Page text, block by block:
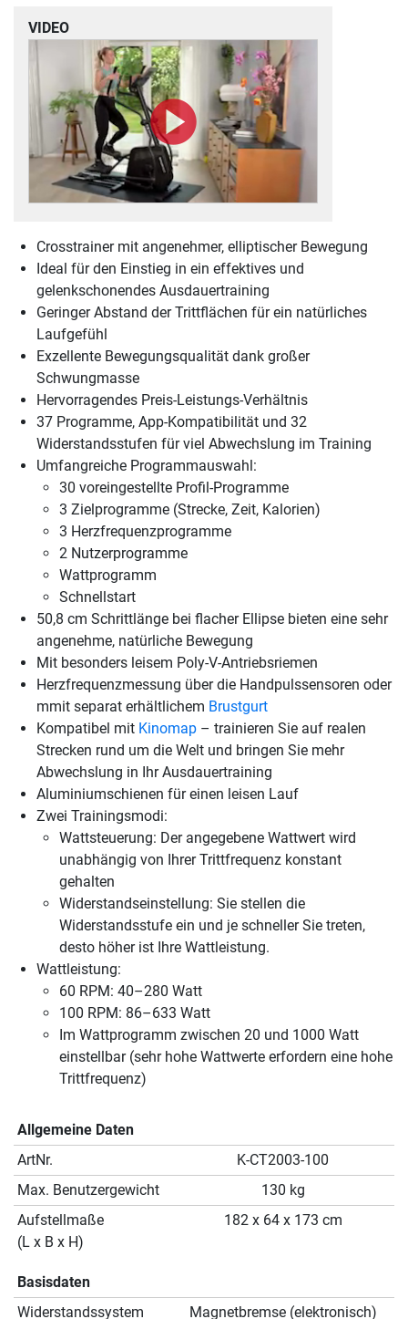
VIDEO
Crosstrainer mit angenehmer, elliptischer Bewegung
Ideal für den Einstieg in ein effektives und
gelenkschonendes Ausdauertraining
Geringer Abstand der Trittflächen für ein natürliches
Laufgefühl
Exzellente Bewegungsqualität dank großer
Schwungmasse
Hervorragendes Preis-Leistungs-Verhältnis
37 Programme, App-Kompatibilität und 32
Widerstandsstufen für viel Abwechslung im Training
Umfangreiche Programmauswahl:
30 voreingestellte Profil-Programme
3 Zielprogramme (Strecke, Zeit, Kalorien)
3 Herzfrequenzprogramme
2 Nutzerprogramme
Wattprogramm
Schnellstart
50,8 cm Schrittlänge bei flacher Ellipse bieten eine sehr
angenehme, natürliche Bewegung
Mit besonders leisem Poly-V-Antriebsriemen
Herzfrequenzmessung über die Handpulssensoren oder
mmit separat erhältlichem Brustgurt
Kompatibel mit Kinomap – trainieren Sie auf realen
Strecken rund um die Welt und bringen Sie mehr
Abwechslung in Ihr Ausdauertraining
Aluminiumschienen für einen leisen Lauf
Zwei Trainingsmodi:
Wattsteuerung: Der angegebene Wattwert wird
unabhängig von Ihrer Trittfrequenz konstant
gehalten
Widerstandseinstellung: Sie stellen die
Widerstandsstufe ein und je schneller Sie treten,
desto höher ist Ihre Wattleistung.
Wattleistung:
60 RPM: 40–280 Watt
100 RPM: 86–633 Watt
Im Wattprogramm zwischen 20 und 1000 Watt
einstellbar (sehr hohe Wattwerte erfordern eine hohe
Trittfrequenz)
Allgemeine Daten
ArtNr.
K-CT2003-100
Max. Benutzergewicht
130 kg
Aufstellmaße
(L x B x H)
182 x 64 x 173 cm
Basisdaten
Widerstandssystem
Magnetbremse (elektronisch)